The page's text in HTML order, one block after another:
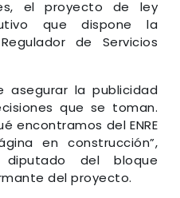
el proyecto de ley
que dispone la
de Servicios
asegurar la publicidad
que se toman.
encontramos del ENRE
en construcción”,
diputado del bloque
del proyecto.